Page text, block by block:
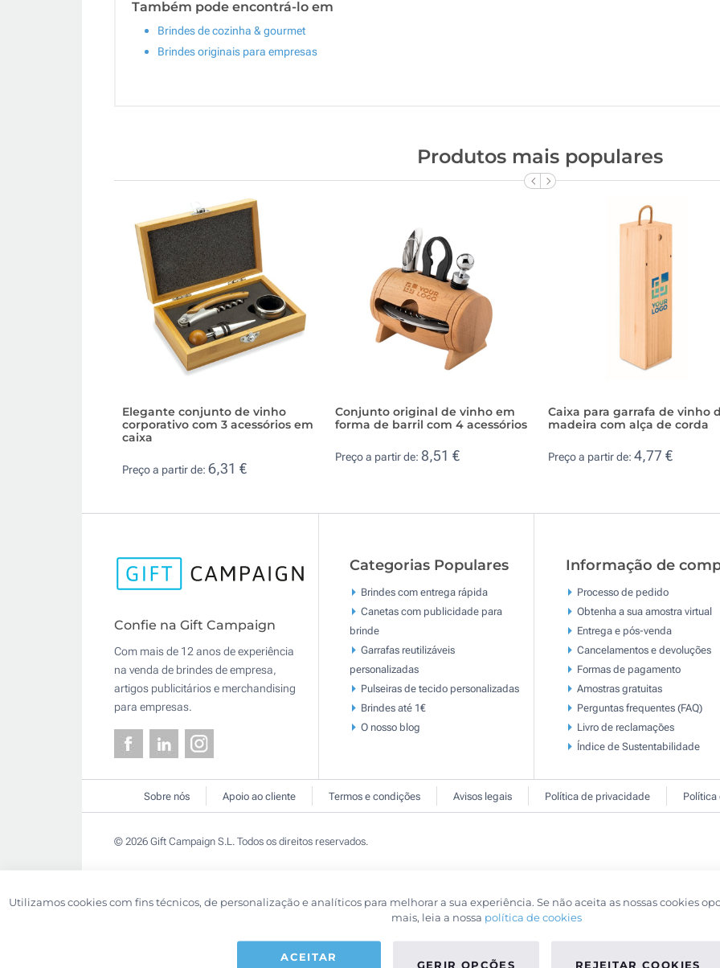
Também pode encontrá-lo em
Brindes de cozinha & gourmet
Brindes originais para empresas
Produtos mais populares
Elegante conjunto de vinho
corporativo com 3 acessórios em
caixa
Preço a partir de: 6,31 €
Conjunto original de vinho em
forma de barril com 4 acessórios
Preço a partir de: 8,51 €
Caixa para garrafa de vinho
madeira com alça de corda
Preço a partir de: 4,77 €
Confie na Gift Campaign
Com mais de 12 anos de experiência
na venda de brindes de empresa,
artigos publicitários e merchandising
para empresas.
Categorias Populares
Brindes com entrega rápida
Canetas com publicidade para
brinde
Garrafas reutilizáveis
personalizadas
Pulseiras de tecido personalizadas
Brindes até 1€
O nosso blog
Informação de
Processo de pedido
Obtenha a sua amostra virtual
Entrega e pós-venda
Cancelamentos e devoluções
Formas de pagamento
Amostras gratuitas
Perguntas frequentes (FAQ)
Livro de reclamaçōes
Índice de Sustentabilidade
Sobre nós Apoio ao cliente Termos e condições Avisos legais Política de privacidade Política
© 2026 Gift Campaign S.L. Todos os direitos reservados.
Utilizamos cookies com fins técnicos, de personalização e analíticos para melhorar a sua experiência. Se não aceita as nossas cookies
mais, leia a nossa política de cookies
ACEITAR
GERIR OPÇÕES REJEITAR COOKIES